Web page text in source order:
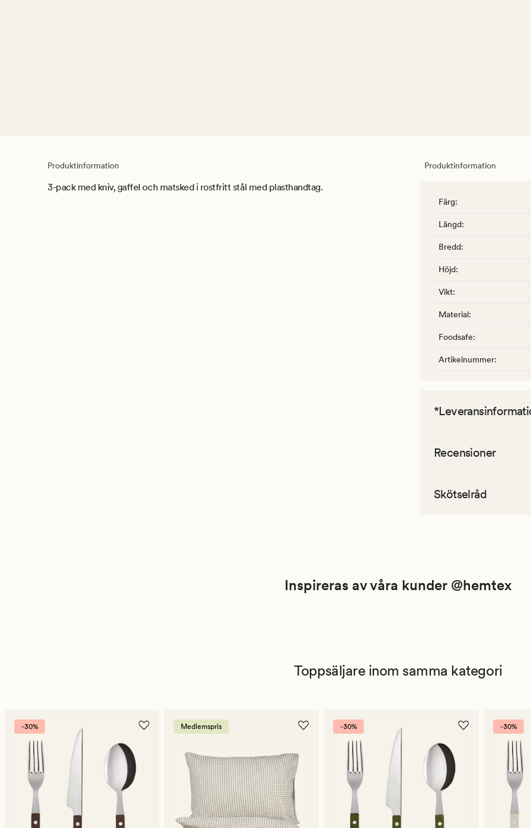
Produktinformation
3-pack med kniv, gaffel och matsked i rostfritt stål med plasthandtag.
Produktinformation
Färg:
Längd:
Bredd:
Höjd:
Vikt:
Material:
Foodsafe:
Artikelnummer:
Recensioner
Skötselråd
Inspireras av våra kunder @hemtex
Toppsäljare inom samma kategori
-30% Medlemspris -30% -30%